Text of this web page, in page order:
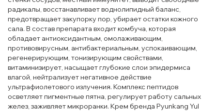
радикалы, восстанавливает воднолипидный баланс,
предотвращает закупорку пор, убирает остатки кожного
сала. В состав препарата входит комбуча, которая
обладает антиоксидантным, омолаживающим,
противовирусным, антибактериальным, успокаивающим,
регенерирующим, тонизирующим свойствами,
витаминизирует, насыщает глубокие слои эпидермиса
влагой, нейтрализует негативное действие
ультрафиолетового излучения. Комплекс пептидов
осветляет пигментные пятна, регулирует работу сальных
желез, заживляет микроранки. Крем бренда Pyunkang Yul